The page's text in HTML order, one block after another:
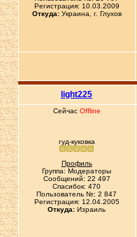
Регистрация: 10.03.2009
Откуда:Украина, г. Глухов
light225
Сейчас Offline
гуд-куковка
Профиль
Группа: Модераторы
Сообщений: 22 497
Спасибок: 470
Пользователь №: 2 847
Регистрация: 12.04.2005
Откуда: Израиль